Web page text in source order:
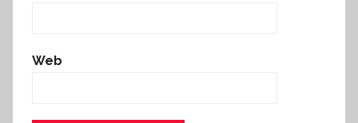
Web